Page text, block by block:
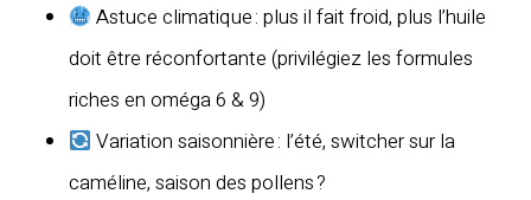
Astuce climatique : plus il fait froid, plus l’huile
doit être réconfortante (privilégiez les formules
riches en oméga 6 & 9)
Variation saisonnière : l’été, switcher sur la
caméline, saison des pollens ?